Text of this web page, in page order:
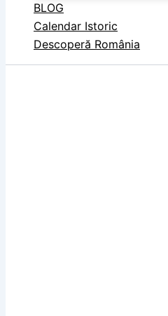
BLOG
Calendar Istoric
Descoperă România